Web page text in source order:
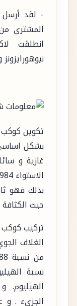
- لقد أرسل
المشترى
انطلقت
نيوهورايزونز
تكوين
بشكل
غازية و
بذلك فهو
حيث الكثافة
تركيب
الغلاف
الجزيء . و